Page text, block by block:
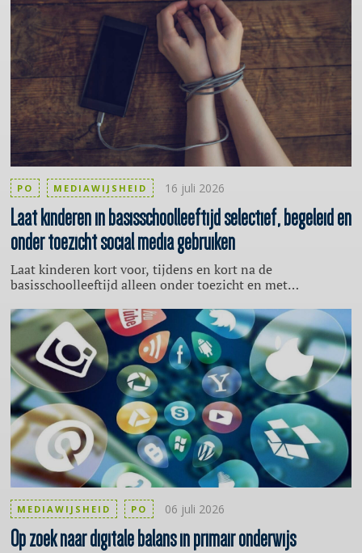
Laat kinderen in basisschoolleeftijd selectief, begeleid en
onder toezicht social media gebruiken
Laat kinderen kort voor, tijdens en kort na de
basisschoolleeftijd alleen onder toezicht en met
Dat een van de belangrijkste adviezen van het rapport
Child Safety Online, opgesteld voor de Europese
Commissie.
PO MEDIAWIJSHEID 16 juli 2026
Op zoek naar digitale balans in primair onderwijs
MEDIAWIJSHEID PO 06 juli 2026